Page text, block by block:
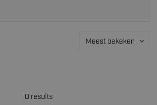
Meest bekeken
0 results